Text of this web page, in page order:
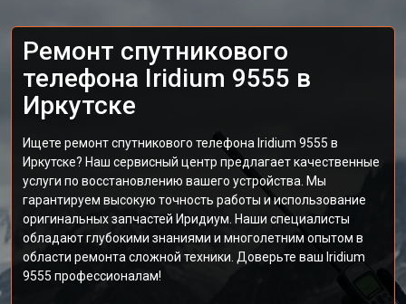
Ремонт спутникового
телефона Iridium 9555 в
Иркутске
Ищете ремонт спутникового телефона Iridium 9555 в
Иркутске? Наш сервисный центр предлагает качественные
услуги по восстановлению вашего устройства. Мы
гарантируем высокую точность работы и использование
оригинальных запчастей Иридиум. Наши специалисты
обладают глубокими знаниями и многолетним опытом в
области ремонта сложной техники. Доверьте ваш Iridium
9555 профессионалам!